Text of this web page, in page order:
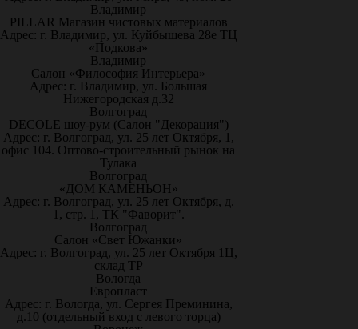
Владимир
PILLAR Магазин чистовых материалов
Адрес: г. Владимир, ул. Куйбышева 28е ТЦ
«Подкова»
Владимир
Салон «Философия Интерьера»
Адрес: г. Владимир, ул. Большая
Нижегородская д.32
Волгоград
DECOLE шоу-рум (Салон "Декорация")
Адрес: г. Волгоград, ул. 25 лет Октября, 1,
офис 104. Оптово-строительный рынок на
Тулака
Волгоград
«ДОМ КАМЕНЬОН»
Адрес: г. Волгоград, ул. 25 лет Октября, д.
1, стр. 1, ТК "Фаворит".
Волгоград
Салон «Свет Южанки»
Адрес: г. Волгоград, ул. 25 лет Октября 1Ц,
склад ТР
Вологда
Европласт
Адрес: г. Вологда, ул. Сергея Преминина,
д.10 (отдельный вход с левого торца)